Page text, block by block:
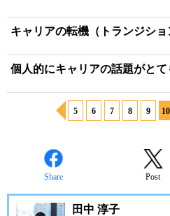
キャリアの転機（トランジショ
個人的にキャリアの話題がとて
5 6 7 8 9 10
Share Post
田中 淳子